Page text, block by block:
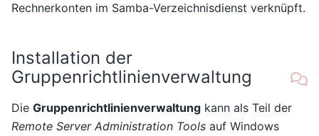
Rechnerkonten im Samba-Verzeichnisdienst verknüpft.
Installation der
Gruppenrichtlinienverwaltung
Die Gruppenrichtlinienverwaltung kann als Teil der
Remote Server Administration Tools auf Windows